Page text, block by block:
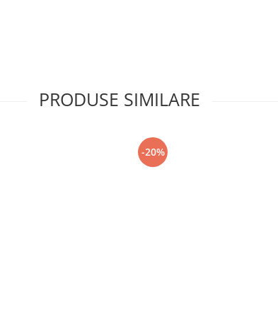
PRODUSE SIMILARE
-20%